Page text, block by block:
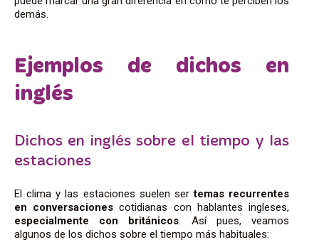
demás.
Ejemplos de dichos en
inglés
Dichos en inglés sobre el tiempo y las
estaciones
El clima y las estaciones suelen sertemas recurrentes
en conversaciones cotidianas con hablantes ingleses,
especialmente con
británicos. Así pues, veamos
algunos de los dichos sobre el tiempo más habituales: